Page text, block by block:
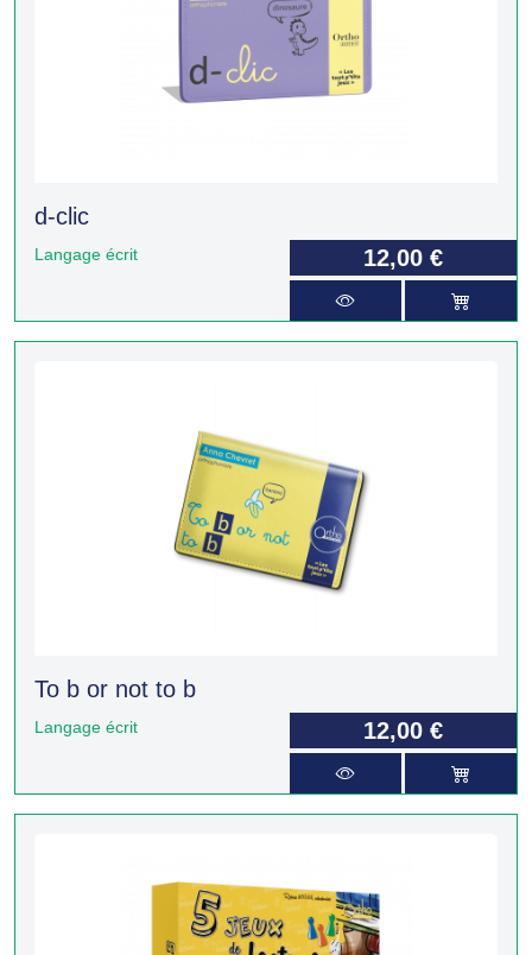
d-clic
Langage écrit 12,00 €
To b or not to b
Langage écrit 12,00 €